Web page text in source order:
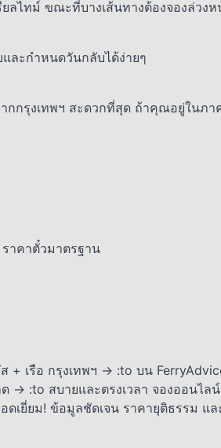
ลไทม์ ขณะที่บางเส้นทางต้องจองล่วง
ละกำหนดวันกลับได้ง่ายๆ
กรุงเทพฯ สะดวกที่สุด ถ้าคุณอยู่ในภา
าคาตั๋วมาตรฐาน
+ เรือ กรุงเทพฯ → :to บน
ด → :to สบายและตรงเวลา จองออนไล
ดเยี่ยม! ข้อมูลชัดเจน ราคายุติธรรม แ